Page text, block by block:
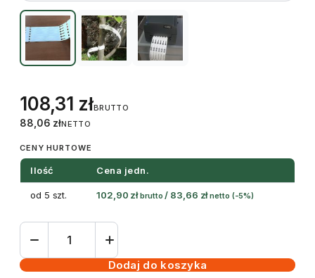
108,31 złBRUTTO
88,06 złNETTO
CENY HURTOWE
Ilość Cena jedn.
od 5 szt. 102,90 zł brutto / 83,66 zł netto (-5%)
ilość
pętlowa
Dodaj do koszyka